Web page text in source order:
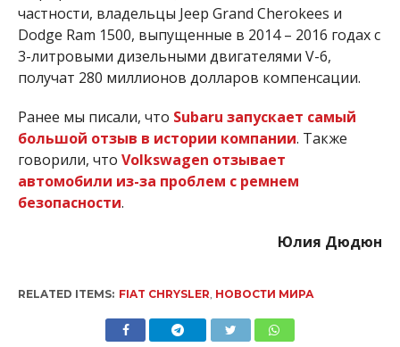
частности, владельцы Jeep Grand Cherokees и
Dodge Ram 1500, выпущенные в 2014 – 2016 годах с
3-литровыми дизельными двигателями V-6,
получат 280 миллионов долларов компенсации.
Ранее мы писали, что Subaru запускает самый
большой отзыв в истории компании. Также
говорили, что Volkswagen отзывает
автомобили из-за проблем с ремнем
безопасности.
Юлия Дюдюн
RELATED ITEMS: FIAT CHRYSLER, НОВОСТИ МИРА